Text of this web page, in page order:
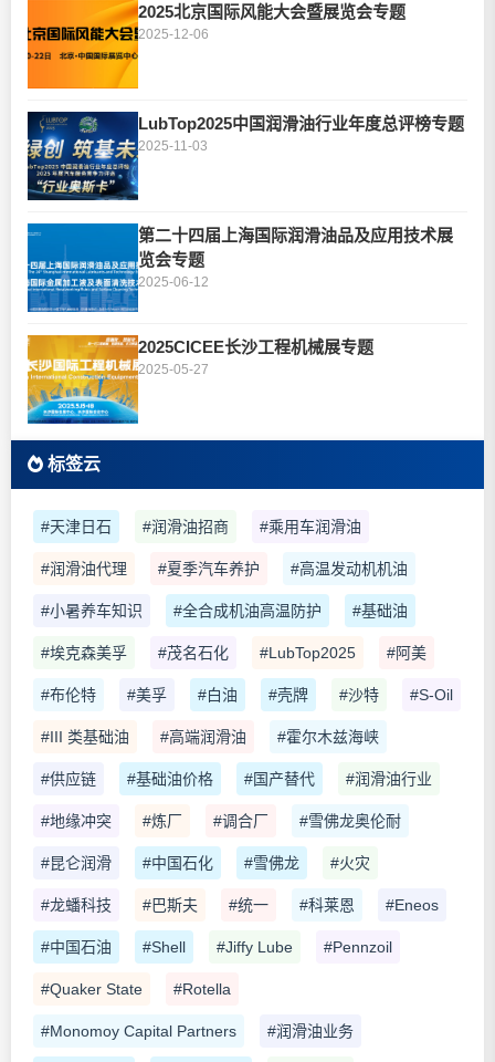
2025北京国际风能大会暨展览会专题
2025-12-06
LubTop2025中国润滑油行业年度总评榜专题
2025-11-03
第二十四届上海国际润滑油品及应用技术展
览会专题
2025-06-12
2025CICEE长沙工程机械展专题
2025-05-27
标签云
#天津日石 #润滑油招商 #乘用车润滑油
#润滑油代理 #夏季汽车养护 #高温发动机机油
#小暑养车知识 #全合成机油高温防护 #基础油
#埃克森美孚 #茂名石化 #LubTop2025 #阿美
#布伦特 #美孚 #白油 #壳牌 #沙特 #S-Oil
#III 类基础油 #高端润滑油 #霍尔木兹海峡
#供应链 #基础油价格 #国产替代 #润滑油行业
#地缘冲突 #炼厂 #调合厂 #雪佛龙奥伦耐
#昆仑润滑 #中国石化 #雪佛龙 #火灾
#龙蟠科技 #巴斯夫 #统一 #科莱恩 #Eneos
#中国石油 #Shell #Jiffy Lube #Pennzoil
#Quaker State #Rotella
#Monomoy Capital Partners #润滑油业务